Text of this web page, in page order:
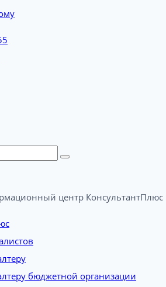
центр
бюджетной организации